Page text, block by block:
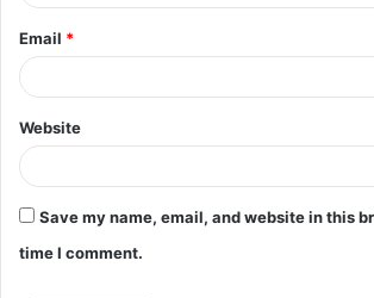
Email *
Website
Save my name, email, and website in this
time I comment.